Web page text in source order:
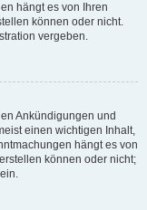
hängt es von Ihren
können oder nicht.
vergeben.
Ankündigungen und
einen wichtigen Inhalt,
hängt es von
können oder nicht;